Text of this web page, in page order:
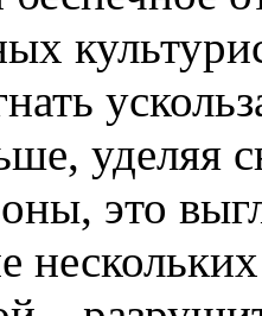
уделяя
это